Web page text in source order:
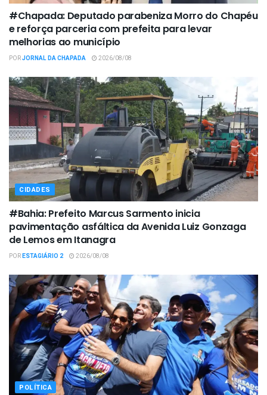
#Chapada: Deputado parabeniza Morro do Chapéu
e reforça parceria com prefeita para levar
melhorias ao município
PORJORNAL DA CHAPADA 2026/08/08
CIDADES
#Bahia: Prefeito Marcus Sarmento inicia
pavimentação asfáltica da Avenida Luiz Gonzaga
de Lemos em Itanagra
PORESTAGIÁRIO 2 2026/08/08
POLÍTICA